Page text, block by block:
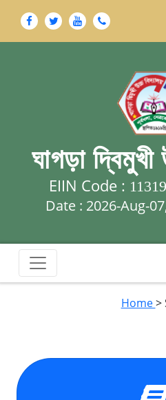
ঘাগড়া
EIIN Code :
Date : 2026-Aug-
Home>